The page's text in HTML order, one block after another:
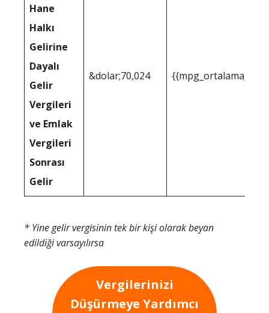
Hane
Halkı
Gelirine
Dayalı
Gelir
Vergileri
ve Emlak
Vergileri
Sonrası
Gelir
&dolar;70,024
* Yine gelir vergisinin tek bir kişi olarak beyan
edildiği varsayılırsa
Vergilerinizi
Düşürmeye Yardımcı